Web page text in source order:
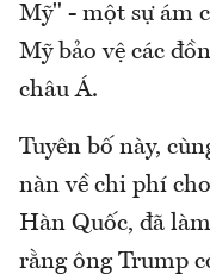
Mỹ" - một sự ám
Mỹ bảo vệ các
châu Á.
Tuyên bố này,
nàn về chi phí
Hàn Quốc, đã
rằng ông Trump